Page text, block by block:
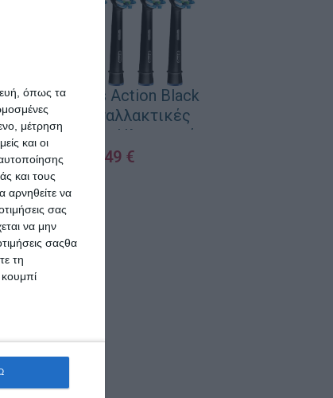
όπως τα
μέτρηση
και οι
και τους
αρνηθείτε να
σας
να μην
σαςθα
τη
Oral-B Cross Action Black
Edition Ανταλλακτικές
Κεφαλές για Ηλεκτρική
Οδοντόβουρτσα 4τμχ
13,49 €
ΠΡΟΣΘΉΚΗ ΣΤΟ ΚΑΛΆΘΙ